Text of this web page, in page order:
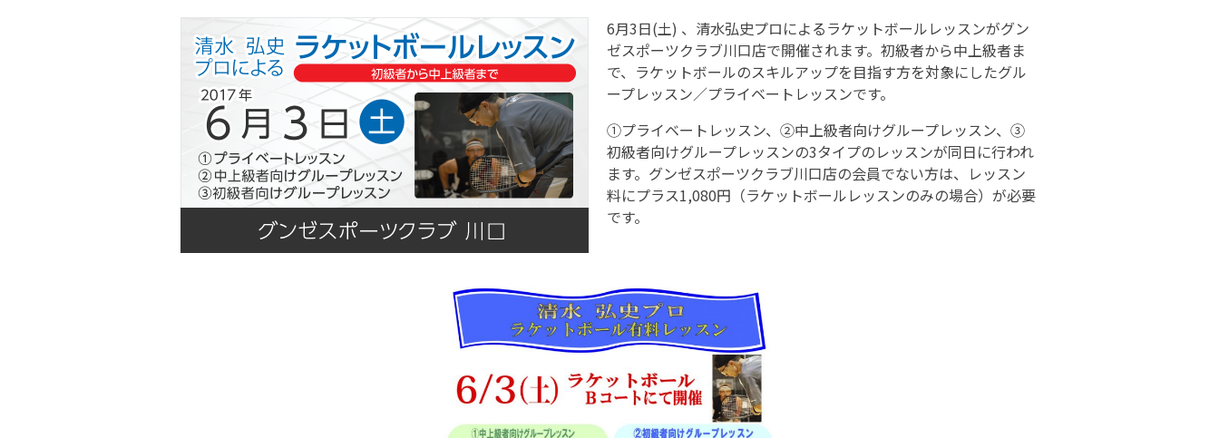
6月3日(土) 、清水弘史プロによるラケットボールレッスンがグン
ゼスポーツクラブ川口店で開催されます。初級者から中上級者ま
で、ラケットボールのスキルアップを目指す方を対象にしたグル
ープレッスン／プライベートレッスンです。
①プライベートレッスン、②中上級者向けグループレッスン、③
初級者向けグループレッスンの3タイプのレッスンが同日に行われ
ます。グンゼスポーツクラブ川口店の会員でない方は、レッスン
料にプラス1,080円（ラケットボールレッスンのみの場合）が必要
です。